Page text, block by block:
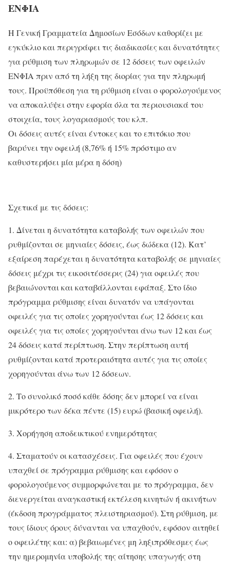
ΕΝΦΙΑ
Η Γενική Γραμματεία Δημοσίων Εσόδων καθορίζει με
εγκύκλιο και περιγράφει τις διαδικασίες και δυνατότητες
για ρύθμιση των πληρωμών σε 12 δόσεις των οφειλών
ΕΝΦΙΑ πριν από τη λήξη της διορίας για την πληρωμή
τους. Προϋπόθεση για τη ρύθμιση είναι ο φορολογούμενος
να αποκαλύψει στην εφορία όλα τα περιουσιακά του
στοιχεία, τους λογαριασμούς του κλπ.
Οι δόσεις αυτές είναι έντοκες και το επιτόκιο που
βαρύνει την οφειλή (8,76% ή 15% πρόστιμο αν
καθυστερήσει μία μέρα η δόση)
Σχετικά με τις δόσεις:
1. Δίνεται η δυνατότητα καταβολής των οφειλών που
ρυθμίζονται σε μηνιαίες δόσεις, έως δώδεκα (12). Κατ’
εξαίρεση παρέχεται η δυνατότητα καταβολής σε μηνιαίες
δόσεις μέχρι τις εικοσιτέσσερις (24) για οφειλές που
βεβαιώνονται και καταβάλλονται εφάπαξ. Στο ίδιο
πρόγραμμα ρύθμισης είναι δυνατόν να υπάγονται
οφειλές για τις οποίες χορηγούνται έως 12 δόσεις και
οφειλές για τις οποίες χορηγούνται άνω των 12 και έως
24 δόσεις κατά περίπτωση. Στην περίπτωση αυτή
ρυθμίζονται κατά προτεραιότητα αυτές για τις οποίες
χορηγούνται άνω των 12 δόσεων.
2. Το συνολικό ποσό κάθε δόσης δεν μπορεί να είναι
μικρότερο των δέκα πέντε (15) ευρώ (βασική οφειλή).
3. Χορήγηση αποδεικτικού ενημερότητας
4. Σταματούν οι κατασχέσεις. Για οφειλές που έχουν
υπαχθεί σε πρόγραμμα ρύθμισης και εφόσον ο
φορολογούμενος συμμορφώνεται με το πρόγραμμα, δεν
διενεργείται αναγκαστική εκτέλεση κινητών ή ακινήτων
(έκδοση προγράμματος πλειστηριασμού). Στη ρύθμιση, με
τους ίδιους όρους δύνανται να υπαχθούν, εφόσον αιτηθεί
ο οφειλέτης και: α) βεβαιωμένες μη ληξιπρόθεσμες έως
την ημερομηνία υποβολής της αίτησης υπαγωγής στη